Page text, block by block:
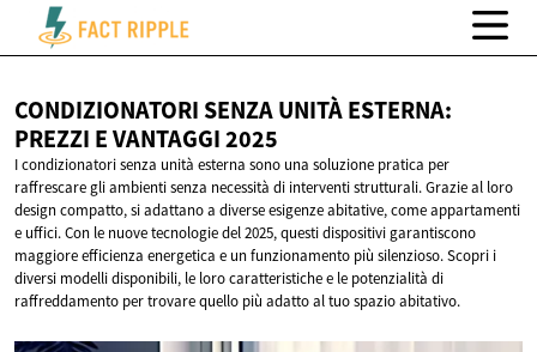
CONDIZIONATORI SENZA UNITÀ ESTERNA:
PREZZI EVANTAGGI 2025
I condizionatori senza unità esterna sono una soluzione pratica per
raffrescare gli ambienti senza necessità di interventi strutturali. Grazie al loro
design compatto, si adattano a diverse esigenze abitative, come appartamenti
e uffici. Con le nuove tecnologie del 2025, questi dispositivi garantiscono
maggiore efficienza energetica e un funzionamento più silenzioso. Scopri i
diversi modelli disponibili, le loro caratteristiche e le potenzialità di
raffreddamento per trovare quello più adatto al tuo spazio abitativo.